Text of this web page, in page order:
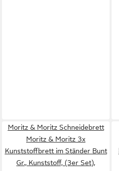
Moritz & Moritz Schneidebrett
Moritz & Moritz 3x
Kunststoffbrett im Ständer Bunt
Gr., Kunststoff, (3er Set),